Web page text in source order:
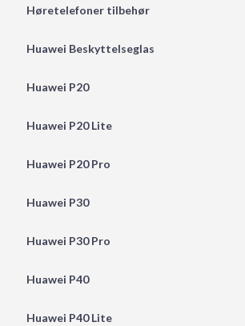
Høretelefoner tilbehør
Huawei Beskyttelseglas
Huawei P20
Huawei P20 Lite
Huawei P20 Pro
Huawei P30
Huawei P30 Pro
Huawei P40
Huawei P40 Lite